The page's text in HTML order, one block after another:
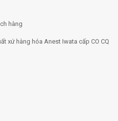
hàng
xứ hàng hóa Anest Iwata cấp CO CQ